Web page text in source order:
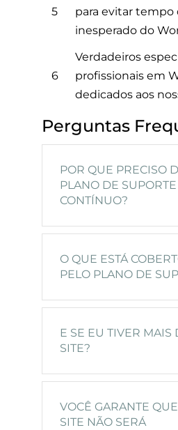
5
para evitar tempo
inesperado do
6
Verdadeiros
profissionais em
dedicados aos
Perguntas
POR QUE PRECISO
PLANO DE SUPORTE
CONTÍNUO?
O QUE ESTÁ
PELO PLANO DE
E SE EU TIVER MAIS
SITE?
VOCÊ GARANTE
SITE NÃO SERÁ